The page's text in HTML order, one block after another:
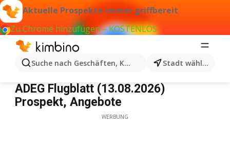
Aktuelle Prospekte immer griffbereit
Zu Chrome hinzufügen – KOSTENLOS
Suche nach Geschäften, Kategorien, Produkten...
Stadt wählen
ADEG
ADEG Flugblatt (13.08.2026)
Prospekt, Angebote
WERBUNG